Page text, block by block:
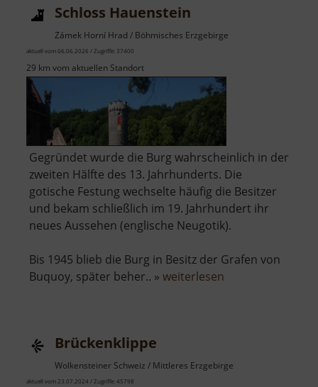
Schloss Hauenstein
Zámek Horní Hrad / Böhmisches Erzgebirge
aktuell vom 06.06.2026 / Zugriffe: 37400
29 km vom aktuellen Standort
Gegründet wurde die Burg wahrscheinlich in der
zweiten Hälfte des 13. Jahrhunderts. Die
gotische Festung wechselte häufig die Besitzer
und bekam schließlich im 19. Jahrhundert ihr
neues Aussehen (englische Neugotik).
Bis 1945 blieb die Burg in Besitz der Grafen von
Buquoy, später beher.. » weiterlesen
Brückenklippe
Wolkensteiner Schweiz / Mittleres Erzgebirge
aktuell vom 23.07.2024 / Zugriffe: 45798